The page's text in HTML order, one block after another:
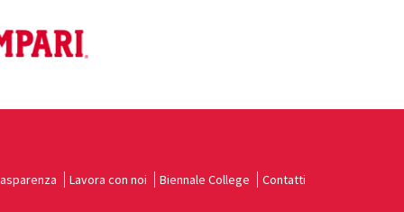
Lavora con noi Biennale College Contatti